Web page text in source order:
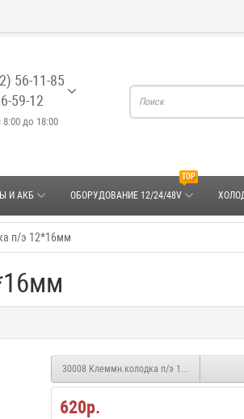
56-11-85
59-12
до 18:00
И АКБ
TOP
ОБОРУДОВАНИЕ 12/24/48V
п/э 12*16мм
30008 Клеммн.колодка п/э 12*6мм (шт)
620р.